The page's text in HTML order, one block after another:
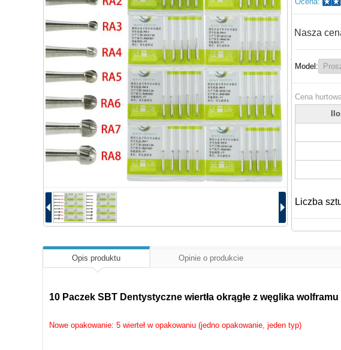
Nasza
Model:
Cena
Liczba
Opis produktu Opinie o produkcie
10 Paczek SBT Dentystyczne wiertła okrągłe z węglika
Nowe opakowanie: 5 wierteł w opakowaniu (jedno opakowanie, jeden typ)